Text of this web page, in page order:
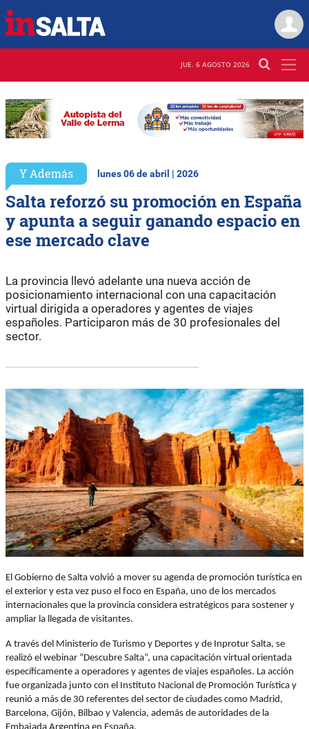
JUE. 6 AGOSTO 2026
Y Además lunes 06 de abril | 2026
Salta reforzó su promoción en España
y apunta a seguir ganando espacio en
ese mercado clave
La provincia llevó adelante una nueva acción de
posicionamiento internacional con una capacitación
virtual dirigida a operadores y agentes de viajes
españoles. Participaron más de 30 profesionales del
sector.
El Gobierno de Salta volvió a mover su agenda de promoción turística en
el exterior y esta vez puso el foco en España, uno de los mercados
internacionales que la provincia considera estratégicos para sostener y
ampliar la llegada de visitantes.
A través del Ministerio de Turismo y Deportes y de Inprotur Salta, se
realizó el webinar “Descubre Salta”, una capacitación virtual orientada
específicamente a operadores y agentes de viajes españoles. La acción
fue organizada junto con el Instituto Nacional de Promoción Turística y
reunió a más de 30 referentes del sector de ciudades como Madrid,
Barcelona, Gijón, Bilbao y Valencia, además de autoridades de la